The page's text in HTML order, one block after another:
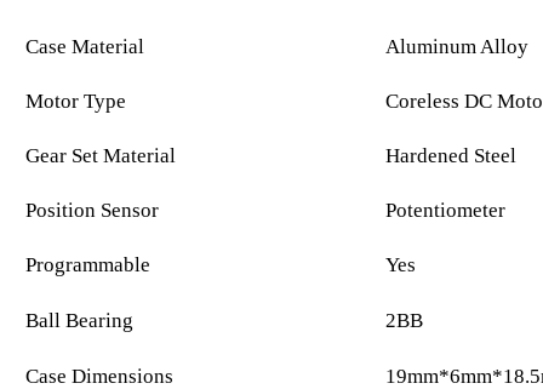
Case Material Aluminum Alloy
Motor Type Coreless DC
Gear Set Material Hardened Steel
Position Sensor Potentiometer
Programmable Yes
Ball Bearing 2BB
Case Dimensions